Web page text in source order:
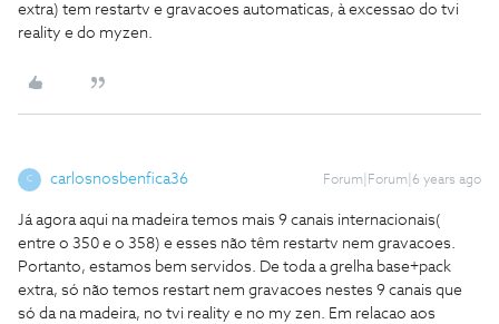
extra) tem restartv e gravacoes automaticas, à excessao do tvi
reality e do myzen.
C carlosnosbenfica36 Forum|Forum|6 years ago
Já agora aqui na madeira temos mais 9 canais internacionais(
entre o 350 e o 358) e esses não têm restartv nem gravacoes.
Portanto, estamos bem servidos. De toda a grelha base+pack
extra, só não temos restart nem gravacoes nestes 9 canais que
só da na madeira, no tvi reality e no my zen. Em relacao aos